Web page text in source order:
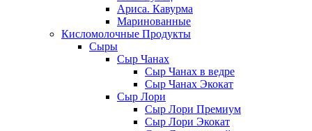
Ариса. Кавурма
Маринованные
Кисломолочные Продукты
Сыры
Сыр Чанах
Сыр Чанах в ведре
Сыр Чанах Экокат
Сыр Лори
Сыр Лори Премиум
Сыр Лори Экокат